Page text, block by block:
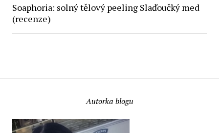
Autorka blogu
Soaphoria: solný tělový peeling Slaďoučký med
(recenze)